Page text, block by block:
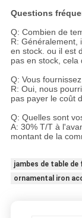
Questions
Q: Combien de
R: Généralement,
en stock. ou il est
pas en stock, cela
Q: Vous
R: Oui, nous
pas payer le coût
Q: Quelles sont
A: 30% T/T à
montant de la
jambes de table
ornamental iron